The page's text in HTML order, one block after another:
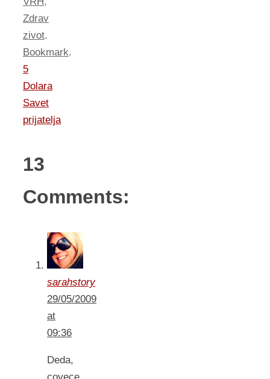
Zdrav
zivot.
Bookmark.
5
Dolara
Savet
prijatelja
13
Comments:
sarahstory
29/05/2009
at
09:36
Deda,